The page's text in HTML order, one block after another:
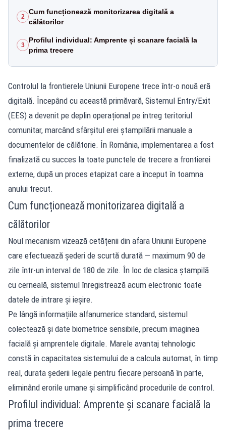
2
Cum funcționează monitorizarea digitală a
călătorilor
3
Profilul individual: Amprente și scanare facială la
prima trecere
Controlul la frontierele Uniunii Europene trece într-o nouă eră
digitală. Începând cu această primăvară, Sistemul Entry/Exit
(EES) a devenit pe deplin operațional pe întreg teritoriul
comunitar, marcând sfârșitul erei ștampilării manuale a
documentelor de călătorie. În România, implementarea a fost
finalizată cu succes la toate punctele de trecere a frontierei
externe, după un proces etapizat care a început în toamna
anului trecut.
Cum funcționează monitorizarea digitală a
călătorilor
Noul mecanism vizează cetățenii din afara Uniunii Europene
care efectuează șederi de scurtă durată — maximum 90 de
zile într-un interval de 180 de zile. În loc de clasica ștampilă
cu cerneală, sistemul înregistrează acum electronic toate
datele de intrare și ieșire.
Pe lângă informațiile alfanumerice standard, sistemul
colectează și date biometrice sensibile, precum imaginea
facială și amprentele digitale. Marele avantaj tehnologic
constă în capacitatea sistemului de a calcula automat, în timp
real, durata șederii legale pentru fiecare persoană în parte,
eliminând erorile umane și simplificând procedurile de control.
Profilul individual: Amprente și scanare facială la
prima trecere